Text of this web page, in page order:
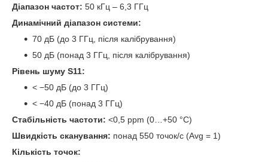
Діапазон частот: 50 кГц – 6,3 ГГц
Динамічний діапазон системи:
70 дБ (до 3 ГГц, після калібрування)
50 дБ (понад 3 ГГц, після калібрування)
Рівень шуму S11:
< −50 дБ (до 3 ГГц)
< −40 дБ (понад 3 ГГц)
Стабільність частоти: <0,5 ppm (0…+50 °C)
Швидкість сканування: понад 550 точок/с (Avg = 1)
Кількість точок: